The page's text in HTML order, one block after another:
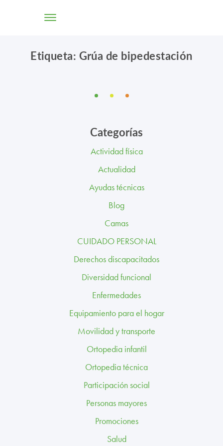
TIENDA ONLINE
CENTROS
PROFESIONALES
BLOG
CONTACTO
CANAL ÉTICO
Etiqueta: Grúa de bipedestación
Categorías
Actividad física
Actualidad
Ayudas técnicas
Blog
Camas
CUIDADO PERSONAL
Derechos discapacitados
Diversidad funcional
Enfermedades
Equipamiento para el hogar
Movilidad y transporte
Ortopedia infantil
Ortopedia técnica
Participación social
Personas mayores
Promociones
Salud